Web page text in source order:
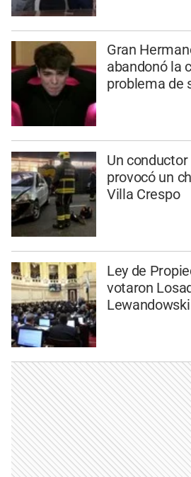
Gran
abandonó la
problema de
Un
provocó un
Villa Crespo
Ley de
votaron